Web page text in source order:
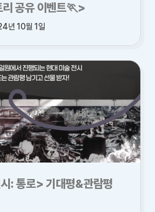
공유 이벤트🏃>
년 10월 1일
: 통로> 기대평&관람평